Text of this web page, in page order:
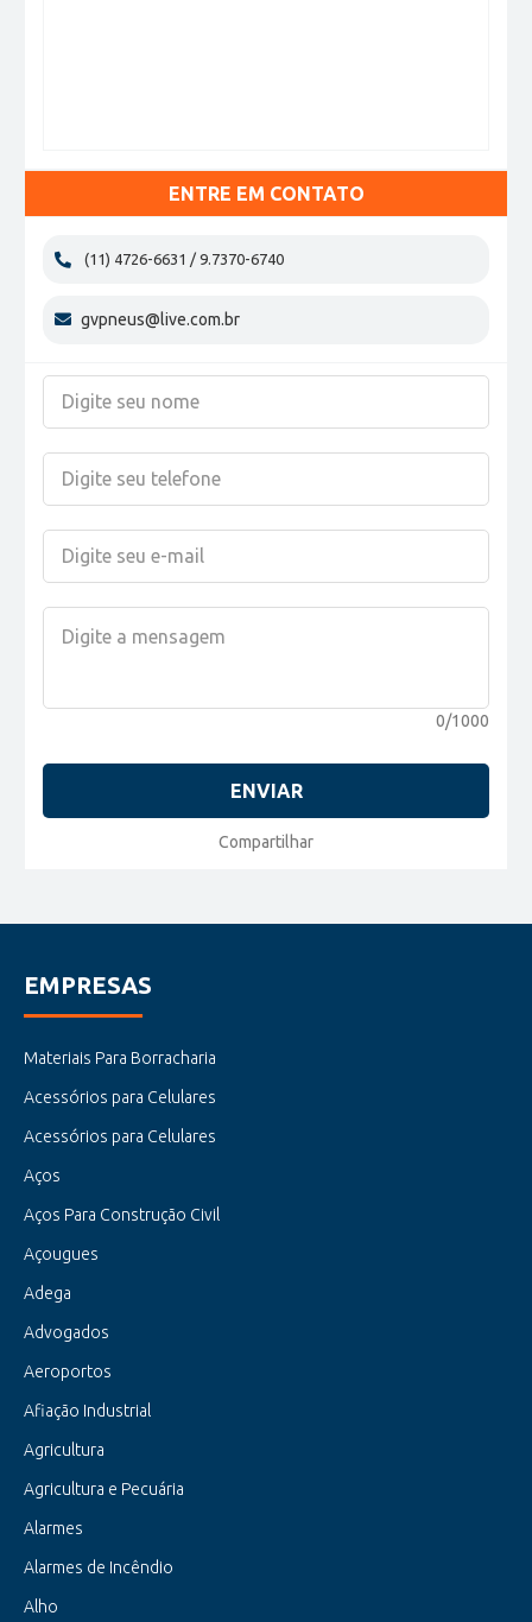
ENTRE EM CONTATO
(11) 4726-6631 / 9.7370-6740
gvpneus@live.com.br
0/1000
ENVIAR
Compartilhar
EMPRESAS
Materiais Para Borracharia
Acessórios para Celulares
Acessórios para Celulares
Aços
Aços Para Construção Civil
Açougues
Adega
Advogados
Aeroportos
Afiação Industrial
Agricultura
Agricultura e Pecuária
Alarmes
Alarmes de Incêndio
Alho